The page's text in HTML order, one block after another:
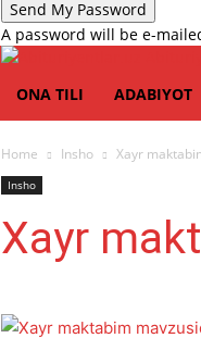
A password will be e-
ONA TILI
ADABIYOT
Home Insho Xayr
Insho
Xayr